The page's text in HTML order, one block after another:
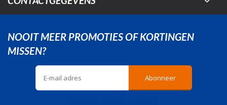
NOOIT MEER PROMOTIES OF KORTINGEN
MISSEN?
Abonneer